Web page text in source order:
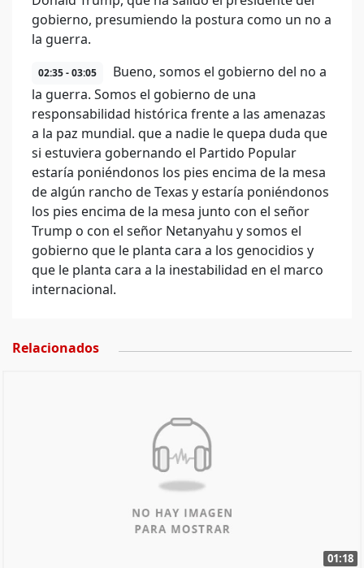
gobierno, presumiendo la postura como un no a
la guerra.
02:35 - 03:05
Bueno, somos el gobierno del no a
la guerra. Somos el gobierno de una
responsabilidad histórica frente a las amenazas
a la paz mundial. que a nadie le quepa duda que
si estuviera gobernando el Partido Popular
estaría poniéndonos los pies encima de la mesa
de algún rancho de Texas y estaría poniéndonos
los pies encima de la mesa junto con el señor
Trump o con el señor Netanyahu y somos el
gobierno que le planta cara a los genocidios y
que le planta cara a la inestabilidad en el marco
internacional.
Relacionados
01:18